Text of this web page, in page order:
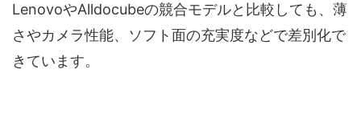
LenovoやAlldocubeの競合モデルと比較しても、薄
さやカメラ性能、ソフト面の充実度などで差別化で
きています。